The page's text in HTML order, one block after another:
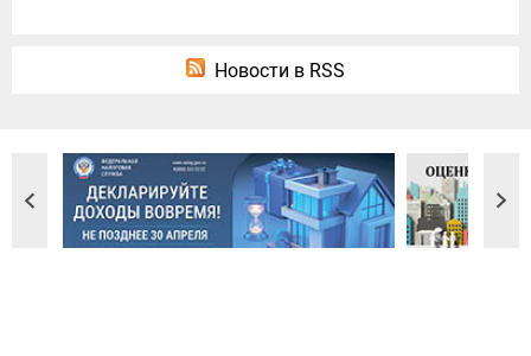
Новости в RSS